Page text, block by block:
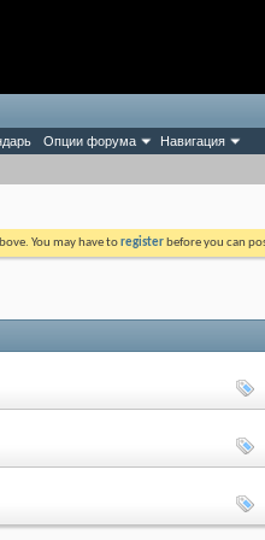
Опции форума Навигация
You may have toregister before you can